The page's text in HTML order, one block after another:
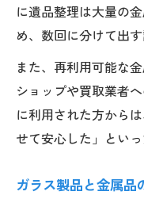
に遺品整理は大量の
め、数回に分けて出
また、再利用可能な
ショップや買取業者
に利用された方から
せて安心した」とい
ガラス製品と金属品